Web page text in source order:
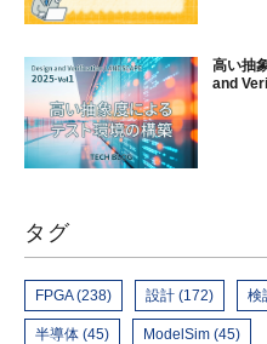
高い抽
and
タグ
FPGA (238) 設計 (172) 検
半導体 (45) ModelSim (45)